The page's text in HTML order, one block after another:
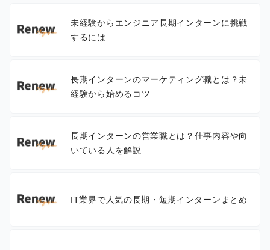
未経験からエンジニア長期インターンに挑戦
するには
長期インターンのマーケティング職とは？未
経験から始めるコツ
長期インターンの営業職とは？仕事内容や向
いている人を解説
IT業界で人気の長期・短期インターンまとめ